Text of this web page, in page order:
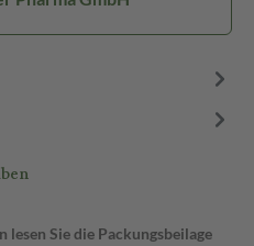
Sie die Packungsbeilage